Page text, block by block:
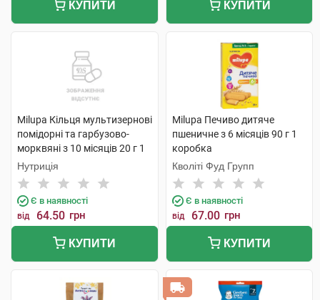
КУПИТИ КУПИТИ
Milupa Кільця мультизернові
помідорні та гарбузово-
морквяні з 10 місяців 20 г 1
пакет
Нутриція
Є в наявності
від 64.50 грн
КУПИТИ
Milupa Печиво дитяче
пшеничне з 6 місяців 90 г 1
коробка
Кволіті Фуд Групп
Є в наявності
від 67.00 грн
КУПИТИ